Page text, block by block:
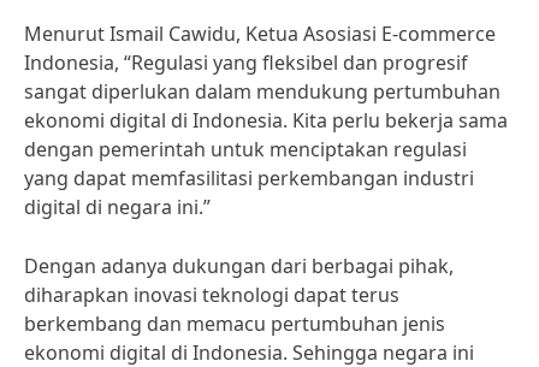
Menurut Ismail Cawidu, Ketua Asosiasi E-commerce
Indonesia, “Regulasi yang fleksibel dan progresif
sangat diperlukan dalam mendukung pertumbuhan
ekonomi digital di Indonesia. Kita perlu bekerja sama
dengan pemerintah untuk menciptakan regulasi
yang dapat memfasilitasi perkembangan industri
digital di negara ini.”
Dengan adanya dukungan dari berbagai pihak,
diharapkan inovasi teknologi dapat terus
berkembang dan memacu pertumbuhan jenis
ekonomi digital di Indonesia. Sehingga negara ini